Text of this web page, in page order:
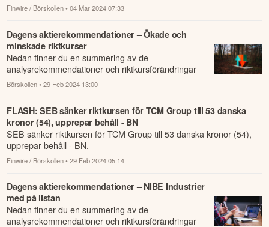
Finwire / Börskollen • 04 Mar 2024 07:33
Dagens aktierekommendationer – Ökade och
minskade riktkurser
Nedan finner du en summering av de
analysrekommendationer och riktkursförändringar
som har rapporterats om idag den 29 februari.
Börskollen • 29 Feb 2024 13:00
FLASH: SEB sänker riktkursen för TCM Group till 53 danska
kronor (54), upprepar behåll - BN
SEB sänker riktkursen för TCM Group till 53 danska kronor (54),
upprepar behåll - BN.
Finwire / Börskollen • 29 Feb 2024 05:14
Dagens aktierekommendationer – NIBE Industrier
med på listan
Nedan finner du en summering av de
analysrekommendationer och riktkursförändringar